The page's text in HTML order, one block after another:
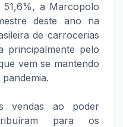
a Marcopolo
deste ano na
de carrocerias
principalmente pelo
vem se mantendo
vendas ao poder
para os